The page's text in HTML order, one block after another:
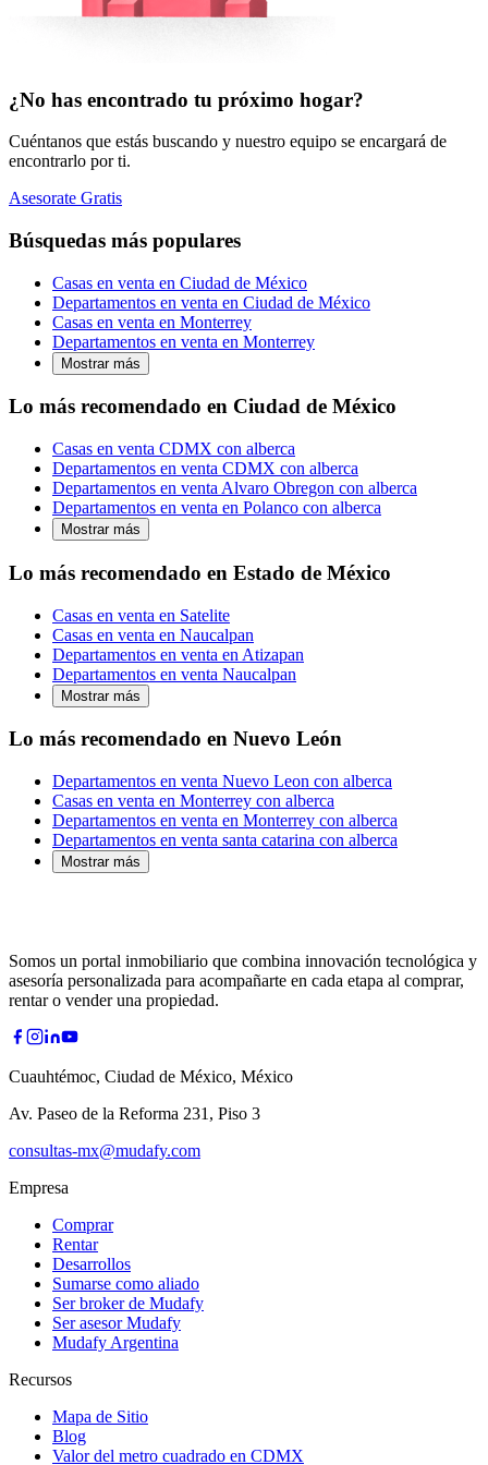
¿No has encontrado tu próximo hogar?
Cuéntanos que estás buscando y nuestro equipo se encargará de
encontrarlo por ti.
Asesorate Gratis
Búsquedas más populares
Casas en venta en Ciudad de México
Departamentos en venta en Ciudad de México
Casas en venta en Monterrey
Departamentos en venta en Monterrey
Mostrar más
Lo más recomendado en Ciudad de México
Casas en venta CDMX con alberca
Departamentos en venta CDMX con alberca
Departamentos en venta Alvaro Obregon con alberca
Departamentos en venta en Polanco con alberca
Mostrar más
Lo más recomendado en Estado de México
Casas en venta en Satelite
Casas en venta en Naucalpan
Departamentos en venta en Atizapan
Departamentos en venta Naucalpan
Mostrar más
Lo más recomendado en Nuevo León
Departamentos en venta Nuevo Leon con alberca
Casas en venta en Monterrey con alberca
Departamentos en venta en Monterrey con alberca
Departamentos en venta santa catarina con alberca
Mostrar más
Somos un portal inmobiliario que combina innovación tecnológica y
asesoría personalizada para acompañarte en cada etapa al comprar,
rentar o vender una propiedad.
Cuauhtémoc, Ciudad de México, México
Av. Paseo de la Reforma 231, Piso 3
consultas-mx@mudafy.com
Empresa
Comprar
Rentar
Desarrollos
Sumarse como aliado
Ser broker de Mudafy
Ser asesor Mudafy
Mudafy Argentina
Recursos
Mapa de Sitio
Blog
Valor del metro cuadrado en CDMX